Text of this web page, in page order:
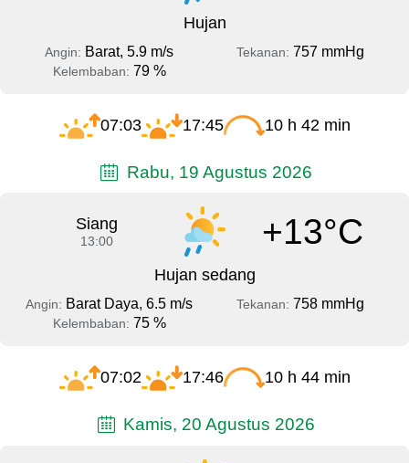
Hujan
Angin: Barat, 5.9 m/s Tekanan: 757 mmHg
Kelembaban: 79 %
07:03 17:45 10 h 42 min
Rabu, 19 Agustus 2026
Siang
13:00 +13°C
Hujan sedang
Angin: Barat Daya, 6.5 m/s Tekanan: 758 mmHg
Kelembaban: 75 %
07:02 17:46 10 h 44 min
Kamis, 20 Agustus 2026